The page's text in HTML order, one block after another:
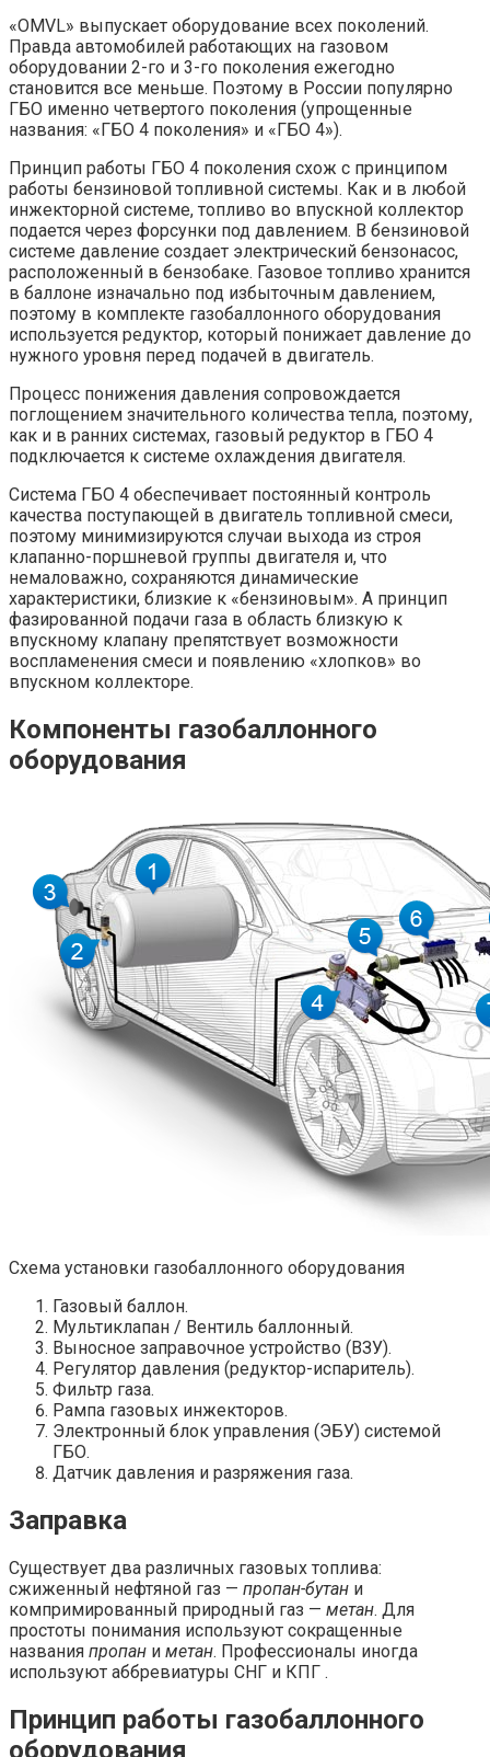
«OMVL» выпускает оборудование всех поколений.
Правда автомобилей работающих на газовом
оборудовании 2-го и 3-го поколения ежегодно
становится все меньше. Поэтому в России популярно
ГБО именно четвертого поколения (упрощенные
названия: «ГБО 4 поколения» и «ГБО 4»).
Принцип работы ГБО 4 поколения схож с принципом
работы бензиновой топливной системы. Как и в любой
инжекторной системе, топливо во впускной коллектор
подается через форсунки под давлением. В бензиновой
системе давление создает электрический бензонасос,
расположенный в бензобаке. Газовое топливо хранится
в баллоне изначально под избыточным давлением,
поэтому в комплекте газобаллонного оборудования
используется редуктор, который понижает давление до
нужного уровня перед подачей в двигатель.
Процесс понижения давления сопровождается
поглощением значительного количества тепла, поэтому,
как и в ранних системах, газовый редуктор в ГБО 4
подключается к системе охлаждения двигателя.
Система ГБО 4 обеспечивает постоянный контроль
качества поступающей в двигатель топливной смеси,
поэтому минимизируются случаи выхода из строя
клапанно-поршневой группы двигателя и, что
немаловажно, сохраняются динамические
характеристики, близкие к «бензиновым». А принцип
фазированной подачи газа в область близкую к
впускному клапану препятствует возможности
воспламенения смеси и появлению «хлопков» во
впускном коллекторе.
Компоненты газобаллонного
оборудования
Схема установки газобаллонного оборудования
Газовый баллон.
Мультиклапан / Вентиль баллонный.
Выносное заправочное устройство (ВЗУ).
Регулятор давления (редуктор-испаритель).
Фильтр газа.
Рампа газовых инжекторов.
Электронный блок управления (ЭБУ) системой
ГБО.
Датчик давления и разряжения газа.
Заправка
Существует два различных газовых топлива:
сжиженный нефтяной газ — пропан-бутан и
компримированный природный газ — метан. Для
простоты понимания используют сокращенные
названия пропан и метан. Профессионалы иногда
используют аббревиатуры СНГ и КПГ .
Принцип работы газобаллонного
оборудования